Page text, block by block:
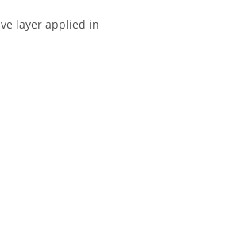
layer applied in